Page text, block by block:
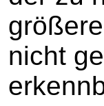
nicht